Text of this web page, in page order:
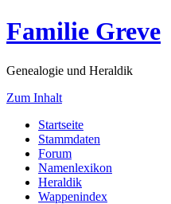
Familie Greve
Genealogie und Heraldik
Zum Inhalt
Startseite
Stammdaten
Forum
Namenlexikon
Heraldik
Wappenindex